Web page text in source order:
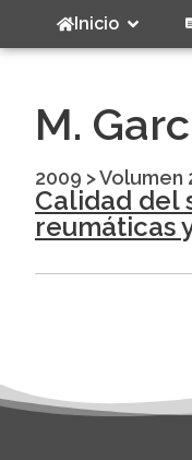
Inicio
M.
2009 >Volumen
Calidad del
reumáticas